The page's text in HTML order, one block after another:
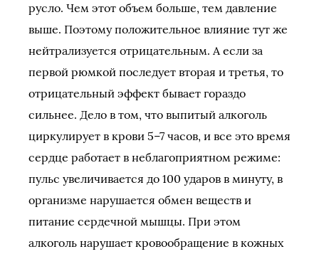
русло. Чем этот объем больше, тем давление
выше. Поэтому положительное влияние тут же
нейтрализуется отрицательным. А если за
первой рюмкой последует вторая и третья, то
отрицательный эффект бывает гораздо
сильнее. Дело в том, что выпитый алкоголь
циркулирует в крови 5–7 часов, и все это время
сердце работает в неблагоприятном режиме:
пульс увеличивается до 100 ударов в минуту, в
организме нарушается обмен веществ и
питание сердечной мышцы. При этом
алкоголь нарушает кровообращение в кожных